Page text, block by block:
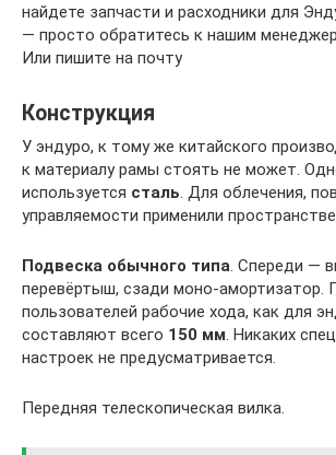
найдете запчасти и расходники для
— просто обратитесь к нашим
Или пишите на почту
Конструкция
У эндуро, к тому же китайского
к материалу рамы стоять не может.
используется сталь . Для облечения,
управляемости применили
Подвеска обычного типа . Спереди —
перевёртыш, сзади моно-амортизатор.
пользователей рабочие хода, как для
составляют всего 150 мм . Никаких
настроек не предусматривается.
Передняя телескопическая вилка.